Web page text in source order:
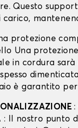
Questo
carico,
protezione
Una
in cordura
è garantito per
:
: Il nostro punto